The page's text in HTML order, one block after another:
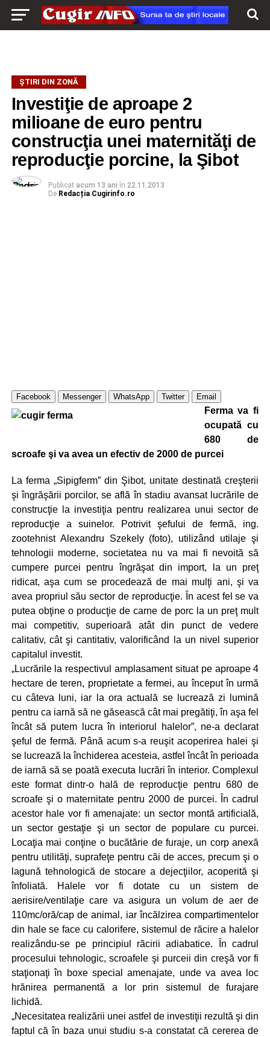
ŞTIRI DIN ZONĂ
Investiţie de aproape 2
milioane de euro pentru
construcţia unei maternităţi de
reproducţie porcine, la Şibot
Publicat acum 13 ani în 22.11.2013
De Redacția Cugirinfo.ro
Facebook Messenger WhatsApp Twitter Email
Ferma va fi
ocupată cu
680 de
scroafe şi va avea un efectiv de 2000 de purcei
La ferma „Sipigferm” din Şibot, unitate destinată creşterii
şi îngrăşării porcilor, se află în stadiu avansat lucrările de
construcţie la investiţia pentru realizarea unui sector de
reproducţie a suinelor. Potrivit şefului de fermă, ing.
zootehnist Alexandru Szekely (foto), utilizând utilaje şi
tehnologii moderne, societatea nu va mai fi nevoită să
cumpere purcei pentru îngrăşat din import, la un preţ
ridicat, aşa cum se procedează de mai mulţi ani, şi va
avea propriul său sector de reproducţie. În acest fel se va
putea obţine o producţie de carne de porc la un preţ mult
mai competitiv, superioară atât din punct de vedere
calitativ, cât şi cantitativ, valorificând la un nivel superior
capitalul investit.
„Lucrările la respectivul amplasament situat pe aproape 4
hectare de teren, proprietate a fermei, au început în urmă
cu câteva luni, iar la ora actuală se lucrează zi lumină
pentru ca iarnă să ne găsească cât mai pregătiţi, în aşa fel
încât să putem lucra în interiorul halelor”, ne-a declarat
şeful de fermă. Până acum s-a reuşit acoperirea halei şi
se lucrează la închiderea acesteia, astfel încât în perioada
de iarnă să se poată executa lucrări în interior. Complexul
este format dintr-o hală de reproducţie pentru 680 de
scroafe şi o maternitate pentru 2000 de purcei. În cadrul
acestor hale vor fi amenajate: un sector montă artificială,
un sector gestaţie şi un sector de populare cu purcei.
Locaţia mai conţine o bucătărie de furaje, un corp anexă
pentru utilităţi, suprafeţe pentru căi de acces, precum şi o
lagună tehnologică de stocare a dejecţiilor, acoperită şi
înfoliată. Halele vor fi dotate cu un sistem de
aerisire/ventilaţie care va asigura un volum de aer de
110mc/oră/cap de animal, iar încălzirea compartimentelor
din hale se face cu calorifere, sistemul de răcire a halelor
realizându-se pe principiul răcirii adiabatice. În cadrul
procesului tehnologic, scroafele şi purceii din creşă vor fi
staţionaţi în boxe special amenajate, unde va avea loc
hrănirea permanentă a lor prin sistemul de furajare
lichidă.
„Necesitatea realizării unei astfel de investiţii rezultă şi din
faptul că în baza unui studiu s-a constatat că cererea de